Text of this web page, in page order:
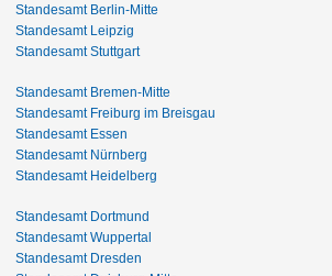
Standesamt Berlin-Mitte
Standesamt Leipzig
Standesamt Stuttgart
Standesamt Bremen-Mitte
Standesamt Freiburg im Breisgau
Standesamt Essen
Standesamt Nürnberg
Standesamt Heidelberg
Standesamt Dortmund
Standesamt Wuppertal
Standesamt Dresden